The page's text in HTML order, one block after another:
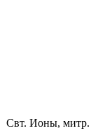
Свт. Ионы, митр.